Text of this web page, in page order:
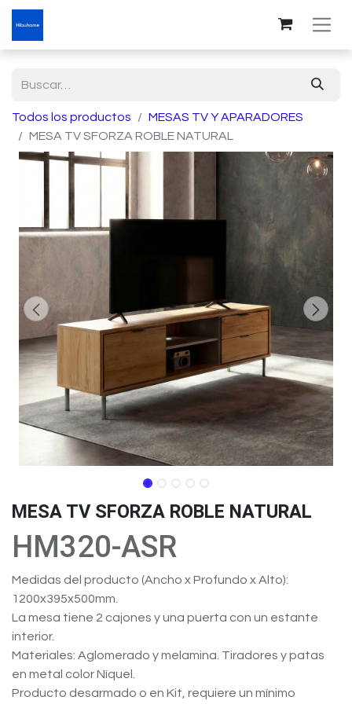
Todos los productos
MESAS TV Y APARADORES
MESA TV SFORZA ROBLE NATURAL
MESA TV SFORZA ROBLE NATURAL
HM320-ASR
Medidas del producto (Ancho x Profundo x Alto):
1200x395x500mm.
La mesa tiene 2 cajones y una puerta con un estante
interior.
Materiales: Aglomerado y melamina. Tiradores y patas
en metal color Níquel.
Producto desarmado o en Kit, requiere un mínimo